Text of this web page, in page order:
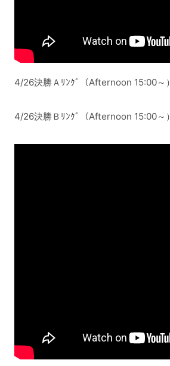
4/26決勝Ａﾘﾝｸﾞ（Afternoon 15:00～）
4/26決勝Ｂﾘﾝｸﾞ（Afternoon 15:00～）